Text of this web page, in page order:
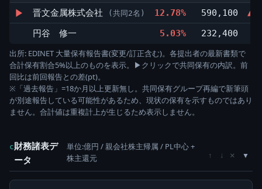
▶ 晋文金属株式会社 (共同2名) 12.78% 590,100
円谷 修一
5.03%
232,400
出所: EDINET 大量保有報告書(変更/訂正含む)。各提出者の最新書類で
合計保有割合5%以上のものを表示。▶クリックで共同保有の内訳。前
回比は前回報告との差(pt)。
※「過去報告」=18か月以上更新無し。共同保有グループ再編で新筆頭
が別途報告している可能性があるため、現状の保有を示すものではあり
ません。合計値は重複計上が生じるため表示しません。
c財務諸表デ
ータ
単位:億円 / 親会社株主帰属 / PL中心 +
株主還元
↑ ↓ ×